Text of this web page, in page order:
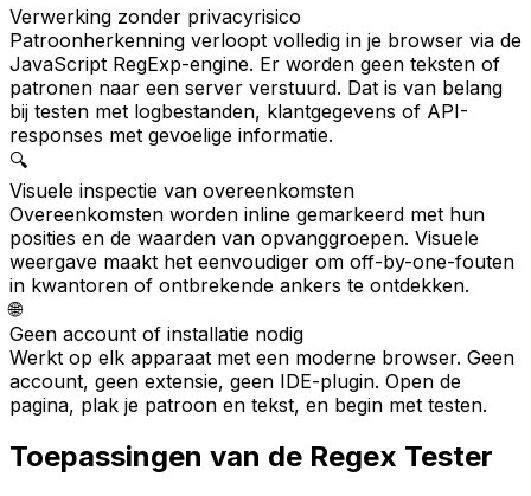
Verwerking zonder privacyrisico
Patroonherkenning verloopt volledig in je browser via de
JavaScript RegExp-engine. Er worden geen teksten of
patronen naar een server verstuurd. Dat is van belang
bij testen met logbestanden, klantgegevens of API-
responses met gevoelige informatie.
🔍
Visuele inspectie van overeenkomsten
Overeenkomsten worden inline gemarkeerd met hun
posities en de waarden van opvanggroepen. Visuele
weergave maakt het eenvoudiger om off-by-one-fouten
in kwantoren of ontbrekende ankers te ontdekken.
🌐
Geen account of installatie nodig
Werkt op elk apparaat met een moderne browser. Geen
account, geen extensie, geen IDE-plugin. Open de
pagina, plak je patroon en tekst, en begin met testen.
Toepassingen van de Regex Tester